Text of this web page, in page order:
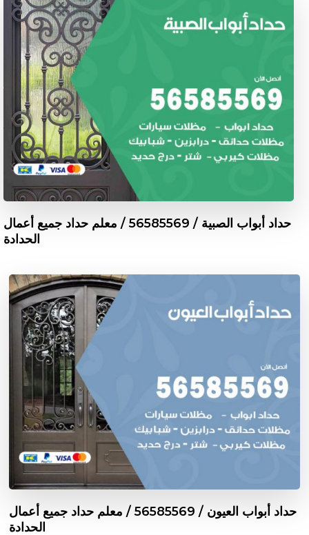
حداد أبواب الصبية / 56585569 / معلم حداد جميع أعمال
الحدادة
حداد أبواب العيون / 56585569 / معلم حداد جميع أعمال
الحدادة